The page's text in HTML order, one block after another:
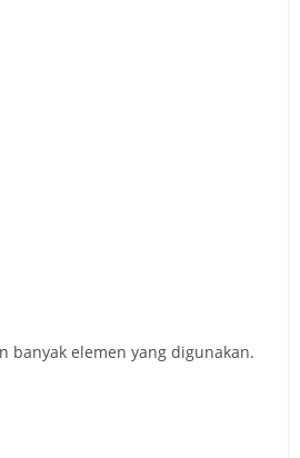
banyak elemen yang digunakan.